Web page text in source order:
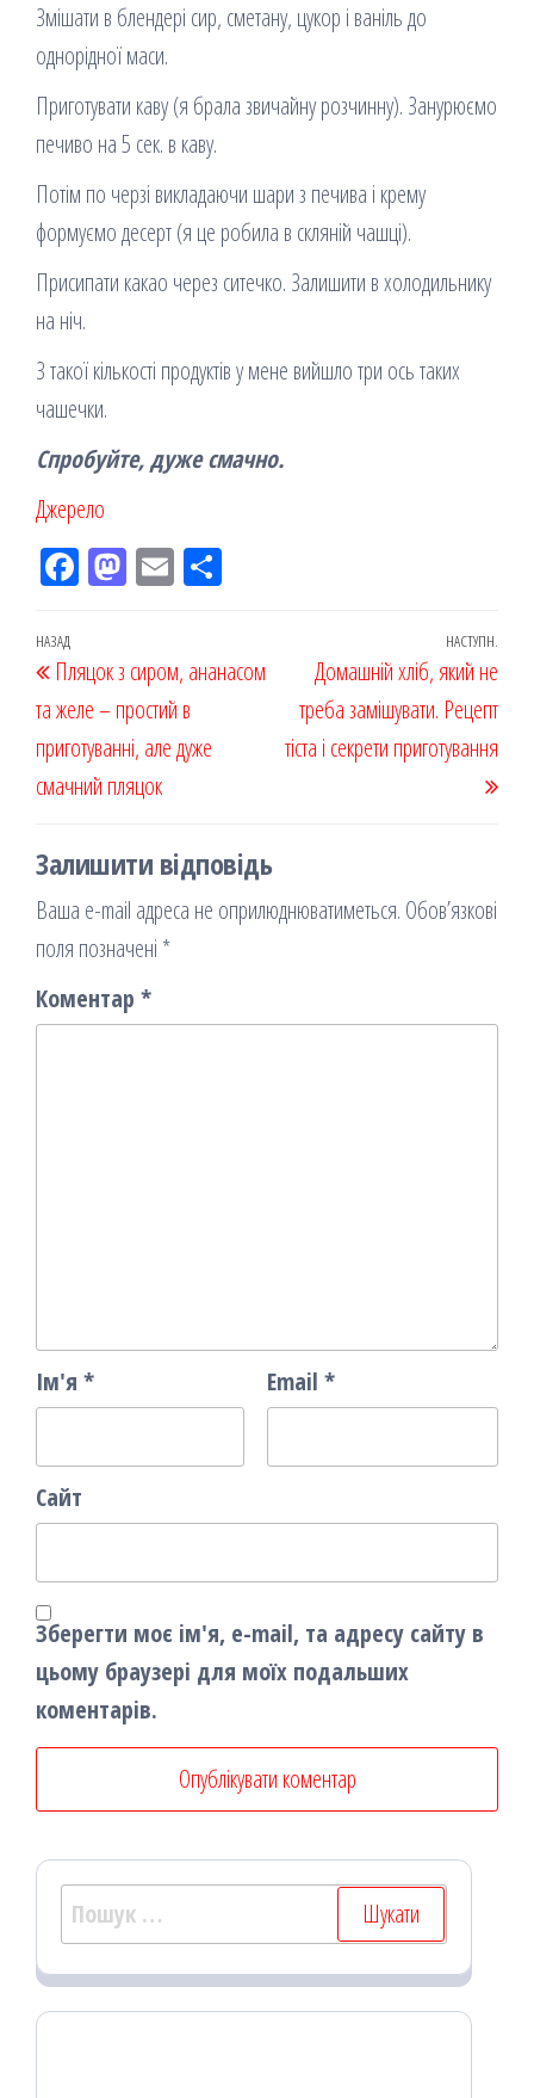
Змішати в блендері сир, сметану, цукор і ваніль до
однорідної маси.
Приготувати каву (я брала звичайну розчинну). Занурюємо
печиво на 5 сек. в каву.
Потім по черзі викладаючи шари з печива і крему
формуємо десерт (я це робила в скляній чашці).
Присипати какао через ситечко. Залишити в холодильнику
на ніч.
З такої кількості продуктів у мене вийшло три ось таких
чашечки.
Спробуйте, дуже смачно.
Джерело
Fac
k
M
on
Em
ис
Навігація
записів
Попередній
запис
НАЗАД
Пляцок з сиром, ананасом
та желе – простий в
приготуванні, але дуже
смачний пляцок
НАСТУПН.
Домашній хліб, який не
треба замішувати. Рецепт
тіста і секрети приготування
Залишити відповідь
Ваша e-mail адреса не оприлюднюватиметься. Обов’язкові
поля позначені *
Коментар *
Ім'я * Email *
Сайт
Зберегти моє ім'я, e-mail, та адресу сайту в
цьому браузері для моїх подальших
коментарів.
Пошук: